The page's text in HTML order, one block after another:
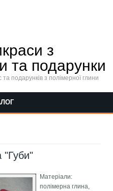
з
та подарунки
подарунків з полімерної глини
"Губи"
Матеріали:
полімерна глина,